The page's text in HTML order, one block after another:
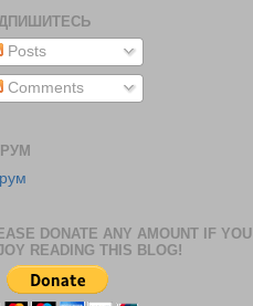
Posts
Comments
DONATE ANY AMOUNT IF YOU
READING THIS BLOG!